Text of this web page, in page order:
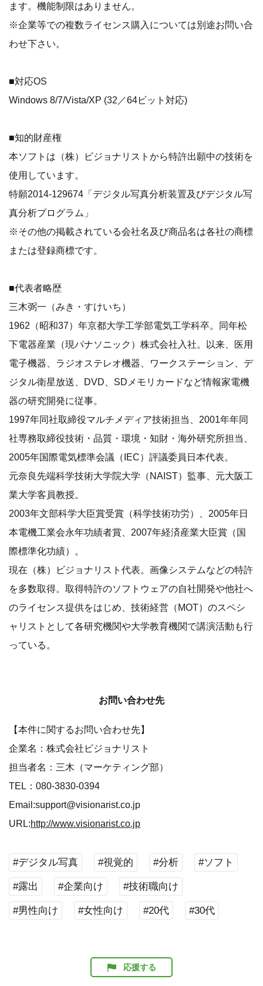
ます。機能制限はありません。
※企業等での複数ライセンス購入については別途お問い合
わせ下さい。
■対応OS
Windows 8/7/Vista/XP (32／64ビット対応)
■知的財産権
本ソフトは（株）ビジョナリストから特許出願中の技術を
使用しています。
特願2014-129674「デジタル写真分析装置及びデジタル写
真分析プログラム」
※その他の掲載されている会社名及び商品名は各社の商標
または登録商標です。
■代表者略歴
三木弼一（みき・すけいち）
1962（昭和37）年京都大学工学部電気工学科卒。同年松
下電器産業（現パナソニック）株式会社入社。以来、医用
電子機器、ラジオステレオ機器、ワークステーション、デ
ジタル衛星放送、DVD、SDメモリカードなど情報家電機
器の研究開発に従事。
1997年同社取締役マルチメディア技術担当、2001年年同
社専務取締役技術・品質・環境・知財・海外研究所担当、
2005年国際電気標準会議（IEC）評議委員日本代表。
元奈良先端科学技術大学院大学（NAIST）監事、元大阪工
業大学客員教授。
2003年文部科学大臣賞受賞（科学技術功労）、2005年日
本電機工業会永年功績者賞、2007年経済産業大臣賞（国
際標準化功績）。
現在（株）ビジョナリスト代表。画像システムなどの特許
を多数取得。取得特許のソフトウェアの自社開発や他社へ
のライセンス提供をはじめ、技術経営（MOT）のスペシ
ャリストとして各研究機関や大学教育機関で講演活動も行
っている。
お問い合わせ先
【本件に関するお問い合わせ先】
企業名：株式会社ビジョナリスト
担当者名：三木（マーケティング部）
TEL：080-3830-0394
Email:support@visionarist.co.jp
URL:http://www.visionarist.co.jp
#デジタル写真 #視覚的 #分析 #ソフト
#露出 #企業向け #技術職向け
#男性向け #女性向け #20代 #30代
応援する